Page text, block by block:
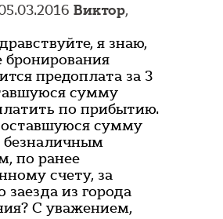
Виктор,
я знаю,
бронирования
предоплата за 3
сумму
по прибытию.
сумму
безналичным
по ранее
счету, за
заезда из города
С уважением,